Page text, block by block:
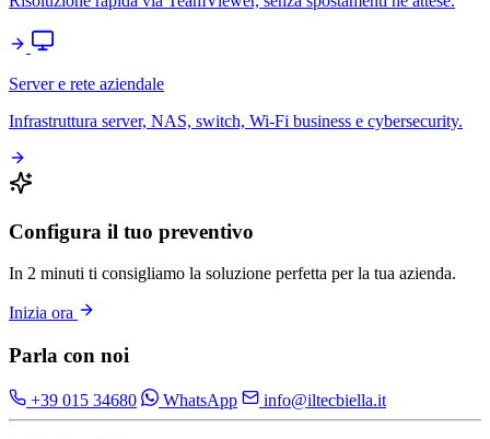
Server e rete aziendale
Infrastruttura server, NAS, switch, Wi-Fi business e cybersecurity.
Configura il tuo preventivo
In 2 minuti ti consigliamo la soluzione perfetta per la tua azienda.
Inizia ora
Parla con noi
+39 015 34680 WhatsApp info@iltecbiella.it